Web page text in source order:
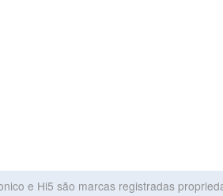
e Hi5 são marcas registradas